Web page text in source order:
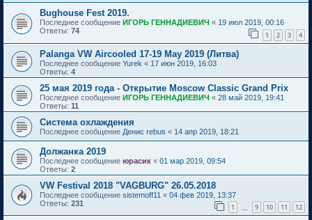
Bughouse Fest 2019.
Последнее сообщение ИГОРЬ ГЕННАДИЕВИЧ « 19 июл 2019, 00:16
Ответы: 74 1 2 3 4
Palanga VW Aircooled 17-19 May 2019 (Литва)
Последнее сообщение Yurek « 17 июн 2019, 16:03
Ответы: 4
25 мая 2019 года - Открытие Moscow Classic Grand Prix
Последнее сообщение ИГОРЬ ГЕННАДИЕВИЧ « 28 май 2019, 19:41
Ответы: 11
Система охлаждения
Последнее сообщение Денис rebus « 14 апр 2019, 18:21
Должанка 2019
Последнее сообщение юрасик « 01 мар 2019, 09:54
Ответы: 2
VW Festival 2018 "VAGBURG" 26.05.2018
Последнее сообщение sistemoff11 « 04 фев 2019, 13:37
Ответы: 231 1 9 10 11 12